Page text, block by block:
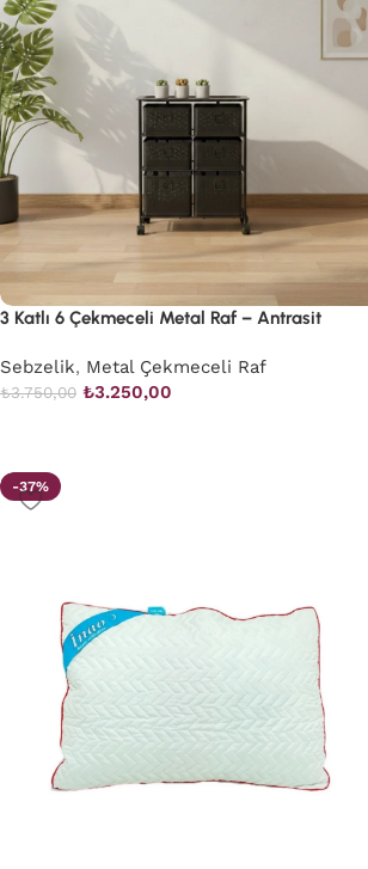
3 Katlı 6 Çekmeceli Metal Raf – Antrasit
Sebzelik, Metal Çekmeceli Raf
₺3.750,00 ₺3.250,00
-37%